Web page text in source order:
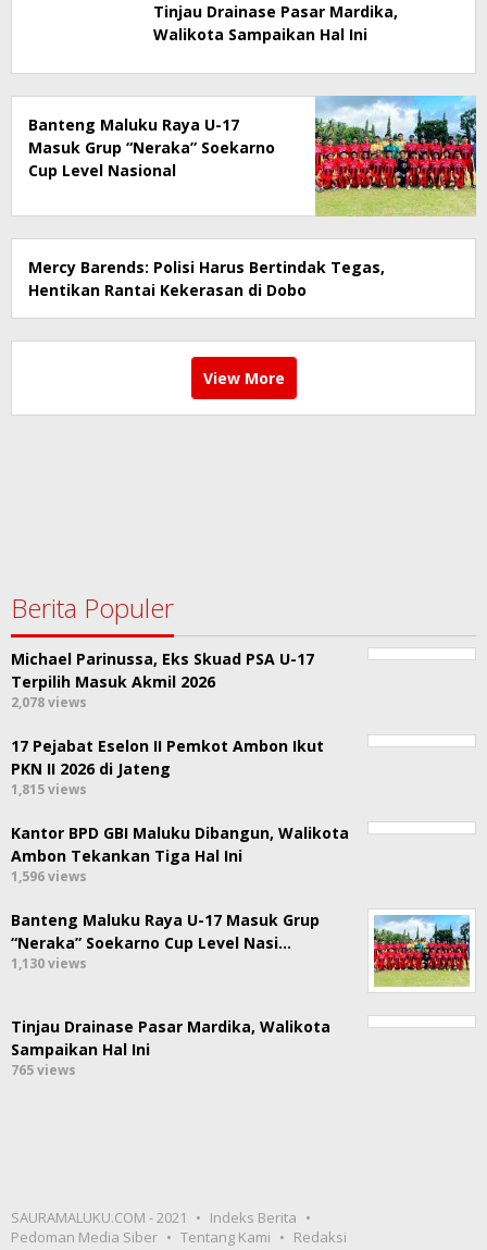
Tinjau Drainase Pasar Mardika,
Walikota Sampaikan Hal Ini
Banteng Maluku Raya U-17
Masuk Grup “Neraka” Soekarno
Cup Level Nasional
Mercy Barends: Polisi Harus Bertindak Tegas,
Hentikan Rantai Kekerasan di Dobo
View More
Berita Populer
Michael Parinussa, Eks Skuad PSA U-17
Terpilih Masuk Akmil 2026
2,078 views
17 Pejabat Eselon II Pemkot Ambon Ikut
PKN II 2026 di Jateng
1,815 views
Kantor BPD GBI Maluku Dibangun, Walikota
Ambon Tekankan Tiga Hal Ini
1,596 views
Banteng Maluku Raya U-17 Masuk Grup
“Neraka” Soekarno Cup Level Nasi…
1,130 views
Tinjau Drainase Pasar Mardika, Walikota
Sampaikan Hal Ini
765 views
SAURAMALUKU.COM - 2021
Indeks Berita
Pedoman Media Siber
Tentang Kami Redaksi